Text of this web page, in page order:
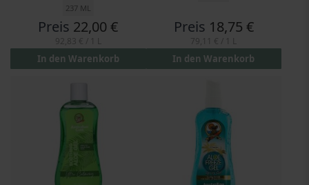
237 ML
Preis 22,00 €
In den Warenkorb
Preis 18,75 €
In den Warenkorb